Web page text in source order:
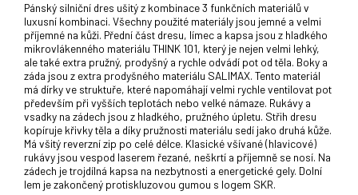
Pánský silniční dres ušitý z kombinace 3 funkčních materiálů v
luxusní kombinaci. Všechny použité materiály jsou jemné a velmi
příjemné na kůži. Přední část dresu, límec a kapsa jsou z hladkého
mikrovlákenného materiálu THINK 101, který je nejen velmi lehký,
ale také extra pružný, prodyšný a rychle odvádí pot od těla. Boky a
záda jsou z extra prodyšného materiálu SALIMAX. Tento materiál
má dírky ve struktuře, které napomáhají velmi rychle ventilovat pot
především při vyšších teplotách nebo velké námaze. Rukávy a
vsadky na zádech jsou z hladkého, pružného úpletu. Střih dresu
kopíruje křivky těla a díky pružnosti materiálu sedí jako druhá kůže.
Má všitý reverzní zip po celé délce. Klasické všívané (hlavicové)
rukávy jsou vespod laserem řezané, neškrtí a příjemně se nosí. Na
zádech je trojdílná kapsa na nezbytnosti a energetické gely. Dolní
lem je zakončený protiskluzovou gumou s logem SKR.